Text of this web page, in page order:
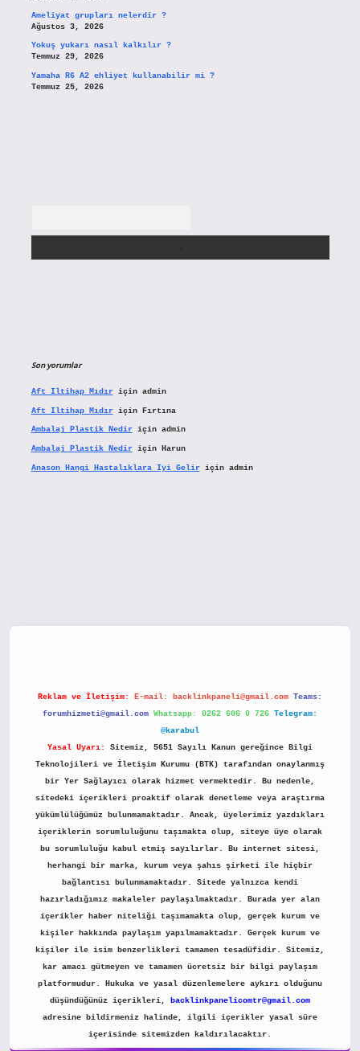
Ameliyat grupları nelerdir ?
Ağustos 3, 2026
Yokuş yukarı nasıl kalkılır ?
Temmuz 29, 2026
Yamaha R6 A2 ehliyet kullanabilir mi ?
Temmuz 25, 2026
Son yorumlar
Aft Iltihap Mıdıriçin admin
Aft Iltihap Mıdıriçin Fırtına
Ambalaj Plastik Nediriçin admin
Ambalaj Plastik Nediriçin Harun
Anason Hangi Hastalıklara Iyi Geliriçin admin
Reklam ve İletişim: E-mail: backlinkpaneli@gmail.com Teams:
forumhizmeti@gmail.com Whatsapp: 0262 606 0 726 Telegram:
@karabul
Yasal Uyarı:
Sitemiz, 5651 Sayılı Kanun gereğince Bilgi
Teknolojileri ve İletişim Kurumu (BTK) tarafından onaylanmış
bir Yer Sağlayıcı olarak hizmet vermektedir. Bu nedenle,
sitedeki içerikleri proaktif olarak denetleme veya araştırma
yükümlülüğümüz bulunmamaktadır. Ancak, üyelerimiz yazdıkları
içeriklerin sorumluluğunu taşımakta olup, siteye üye olarak
bu sorumluluğu kabul etmiş sayılırlar. Bu internet sitesi,
herhangi bir marka, kurum veya şahıs şirketi ile hiçbir
bağlantısı bulunmamaktadır. Sitede yalnızca kendi
hazırladığımız makaleler paylaşılmaktadır. Burada yer alan
içerikler haber niteliği taşımamakta olup, gerçek kurum ve
kişiler hakkında paylaşım yapılmamaktadır. Gerçek kurum ve
kişiler ile isim benzerlikleri tamamen tesadüfidir. Sitemiz,
kar amacı gütmeyen ve tamamen ücretsiz bir bilgi paylaşım
platformudur. Hukuka ve yasal düzenlemelere aykırı olduğunu
düşündüğünüz içerikleri,
backlinkpanelicomtr@gmail.com
adresine bildirmeniz halinde, ilgili içerikler yasal süre
içerisinde sitemizden kaldırılacaktır.